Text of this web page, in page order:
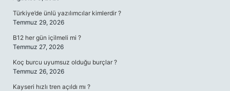
Türkiye’de ünlü yazılımcılar kimlerdir ?
Temmuz 29, 2026
B12 her gün içilmeli mi ?
Temmuz 27, 2026
Koç burcu uyumsuz olduğu burçlar ?
Temmuz 26, 2026
Kayseri hızlı tren açıldı mı ?